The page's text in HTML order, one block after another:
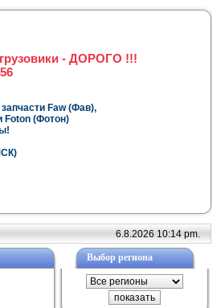
- ДОРОГО !!!
Faw (Фав),
Foton (Фотон)
6.8.2026 10:14 pm.
Выбор региона